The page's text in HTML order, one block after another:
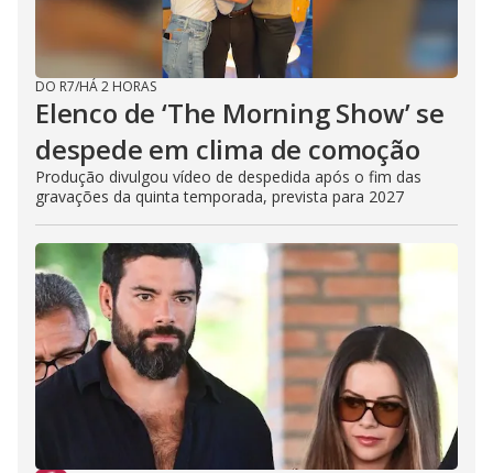
DO R7/HÁ 2 HORAS
Elenco de ‘The Morning Show’ se
despede em clima de comoção
Produção divulgou vídeo de despedida após o fim das
gravações da quinta temporada, prevista para 2027